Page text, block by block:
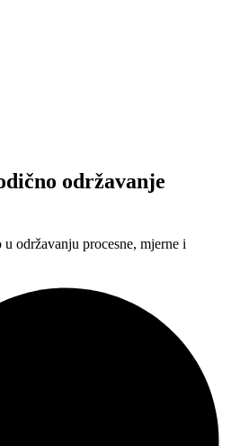
održavanje
održavanju procesne, mjerne i